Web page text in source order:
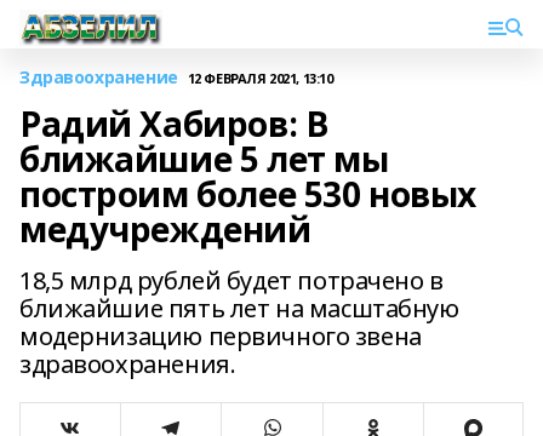
Здравоохранение 12 ФЕВРАЛЯ 2021, 13:10
Радий Хабиров: В
ближайшие 5 лет мы
построим более 530 новых
медучреждений
18,5 млрд рублей будет потрачено в
ближайшие пять лет на масштабную
модернизацию первичного звена
здравоохранения.